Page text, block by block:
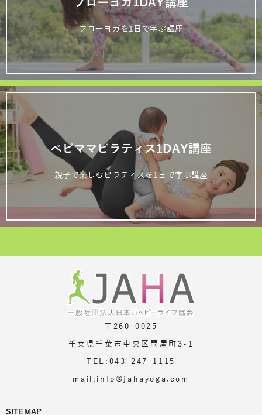
フローヨガを1日で学ぶ講座
ベビママピラティス1DAY講座
親子で楽しむピラティスを1日で学ぶ講座
〒260-0025
千葉県千葉市中央区問屋町3-1
TEL:043-247-1115
mail:info@jahayoga.com
SITEMAP